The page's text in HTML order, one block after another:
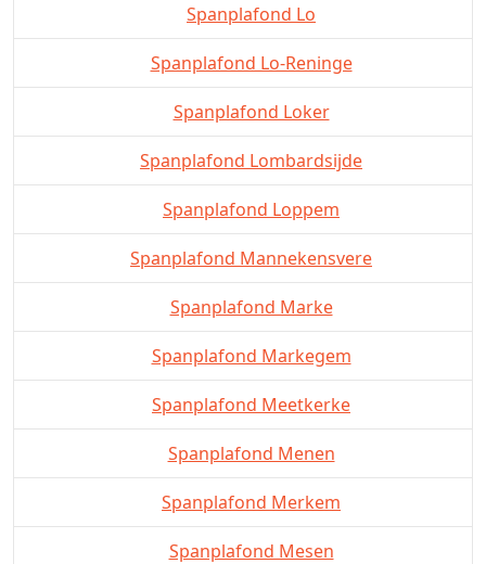
Spanplafond Lo
Spanplafond Lo-Reninge
Spanplafond Loker
Spanplafond Lombardsijde
Spanplafond Loppem
Spanplafond Mannekensvere
Spanplafond Marke
Spanplafond Markegem
Spanplafond Meetkerke
Spanplafond Menen
Spanplafond Merkem
Spanplafond Mesen